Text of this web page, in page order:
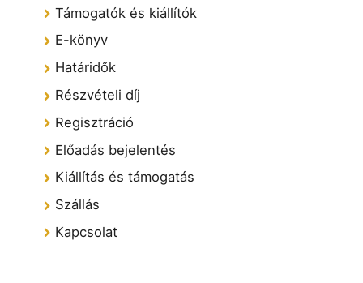
Támogatók és kiállítók
E-könyv
Határidők
Részvételi díj
Regisztráció
Előadás bejelentés
Kiállítás és támogatás
Szállás
Kapcsolat